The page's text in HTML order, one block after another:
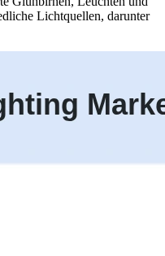
Lichtquellen, darunter